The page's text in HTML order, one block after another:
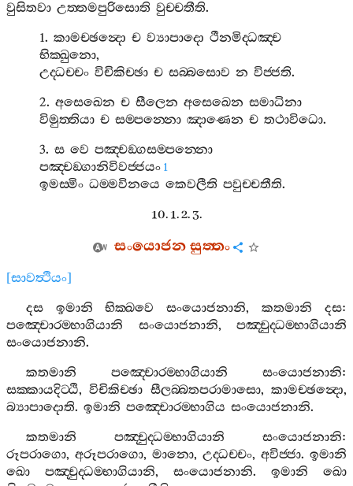
වුසිතවා උත‍්තමපුරිසොති වුච‍්චතීති.
1.කාමච‍්ඡන්‍දො ච ව්‍යාපාදො ථීනමිද‍්ධඤ‍්ච
භික‍්ඛුනො,
උද‍්ධච‍්චං විචිකිච‍්ඡා ච සබ‍්බසොව න විජ‍්ජති.
2.අසෙඛෙන ච සීලෙන අසෙඛෙන සමාධිනා
විමුත‍්තියා ච සම‍්පන‍්නො ඤාණෙන ච තථාවිධො.
3.ස වෙ පඤ‍්චඞ‍්ගසම‍්පන‍්නො
පඤ‍්චඞ‍්ගානිවිවජ‍්ජයං 1
ඉමස‍්මිං ධම‍්මවිනයෙ කෙවලීති පවුච‍්චතීති.
10. 1. 2. 3.
සංයොජනසුත‍්තං
[සාවත්‍ථියං]
දස
ඉමානි භික‍්ඛවෙ සංයොජනානි,කතමානි දස:
පඤ‍්චොරම‍්භාගියානි
සංයොජනානි, පඤ‍්චුද‍්ධම‍්භාගියානි
සංයොජනානි.
කතමානි
පඤ‍්චොරම‍්භාගියානි සංයොජනානි:
සක‍්කායදිට‍්ඨි,විචිකිච‍්ඡා සීලබ‍්බතපරාමාසො,කාමච‍්ඡන්‍දො,
බ්‍යාපාදොති. ඉමානි පඤ‍්චොරම‍්භාගිය සංයොජනානි.
කතමානි
පඤ‍්චුද‍්ධම‍්භාගියානි සංයොජනානි:
රූපරාගො, අරූපරාගො, මානො, උද‍්ධච‍්චං, අවිජ‍්ජා. ඉමානි
ඛො
පඤ‍්චුද‍්ධම‍්භාගියානි, සංයොජනානි. ඉමානි
ඛො